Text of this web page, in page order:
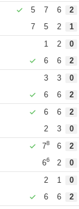
5 7 6
2
7 5 2 1
1 2
0
6 6 2
3 3
0
6 6 2
6 6
2
2 3 0
78 6
2
66 2 0
2 1
0
6 6 2